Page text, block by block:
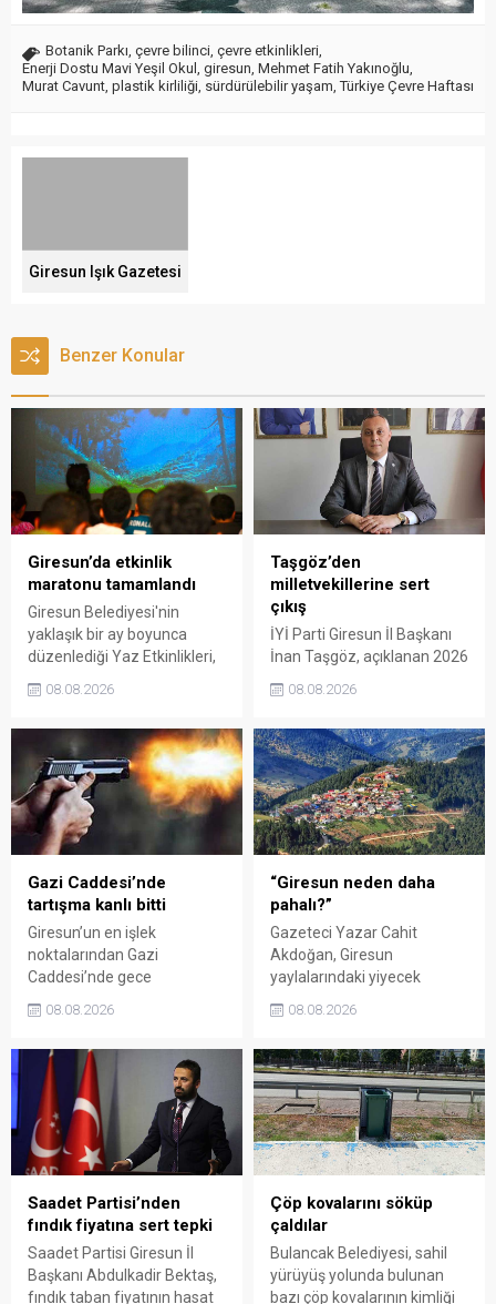
Botanik Parkı çevre bilinci çevre etkinlikleri
Enerji Dostu Mavi Yeşil Okul giresun Mehmet Fatih Yakınoğlu
Murat Cavunt plastik kirliliği sürdürülebilir yaşam ,Türkiye Çevre Haftası
Giresun Işık Gazetesi
Benzer Konular
Giresun’da etkinlik
maratonu tamamlandı
Giresun Belediyesi'nin
yaklaşık bir ay boyunca
düzenlediği Yaz Etkinlikleri,
sanat ve eğlenceyle
organizasyonun ardından
Kadın El Emeği Pazarı'nın
süresi de 16 Ağustos'a
kadar uzatıldı.
08.08.2026
Taşgöz’den
milletvekillerine sert
çıkış
İYİ Parti Giresun İl Başkanı
İnan Taşgöz, açıklanan 2026
üzerinden iktidar
eleştirdi. Taşgöz, üreticinin
emeğinin karşılığını
alamadığını savunarak,
Giresun milletvekillerini
sessiz kalmakla suçladı.
08.08.2026
Gazi Caddesi’nde
tartışma kanlı bitti
Giresun’un en işlek
noktalarından Gazi
Caddesi’nde gece
kavgada A.E. ayağından
bölgede kısa süreli panik
yaşanırken polis geniş çaplı
soruşturma başlattı.
08.08.2026
“Giresun neden daha
pahalı?”
Gazeteci Yazar Cahit
Akdoğan, Giresun
yaylalarındaki yiyecek
belirgin biçimde yüksek
Valiliği, Tarım ve Orman İl
Müdürlüğü ile ilgili kurumları
denetime çağırdı. Akdoğan,
yüzde 50’ye ulaşan fiyat
farklarının araştırılması
gerektiğini söyledi.
08.08.2026
Saadet Partisi’nden
fındık fiyatına sert tepki
Saadet Partisi Giresun İl
Başkanı Abdulkadir Bektaş,
fındık taban fiyatının hasat
Çöp kovalarını söküp
çaldılar
Bulancak Belediyesi, sahil
yürüyüş yolunda bulunan
bazı çöp kovalarının kimliği